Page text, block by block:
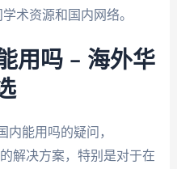
术资源和国内网络。
用吗 – 海外华
能用吗的疑问，
解决方案，特别是对于在